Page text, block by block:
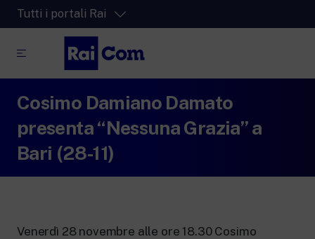
Tutti i portali Rai
RaiPlay
La piattaforma digitale dei canali Radio
Rai.
RaiPlay Sound
Cosimo Damiano Damato
presenta “Nessuna Grazia” a
Bari (28-11)
Venerdì 28 novembre alle ore 18.30 Cosimo